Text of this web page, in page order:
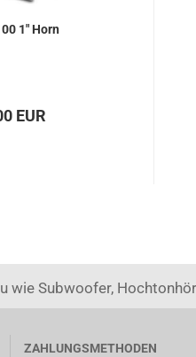
1" Horn
EUR
Subwoofer,
ZAHLUNGSMETHODEN